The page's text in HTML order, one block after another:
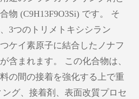
物 (C9H13F9O3Si) です。 そ
3つのトリメトキシシラン
ケイ素原子に結合したノナフ
含まれます。 この化合物は、
の間の接着を強化する上で重
グ、接着剤、表面改質プロセ